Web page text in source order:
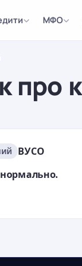
МФО
про
ВУСО